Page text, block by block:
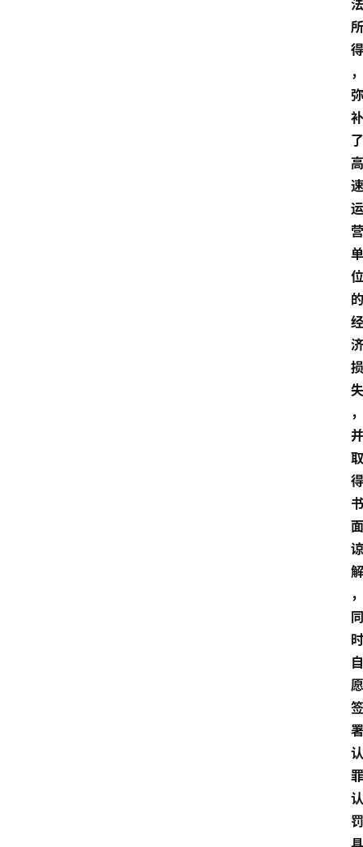
法
所
得
，
弥
补
了
高
速
运
营
单
位
的
经
济
损
失
，
并
取
得
书
面
谅
解
，
同
时
自
愿
签
署
认
罪
认
罚
具